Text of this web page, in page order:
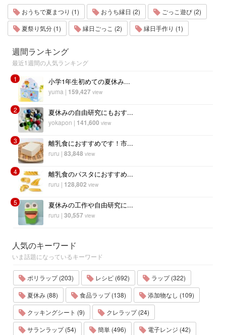
おうちで夏まつり (1) おうち縁日 (2)
ごっこ遊び (2)
夏祭り気分 (1)
縁日ごっこ (2) 縁日手作り (1)
週間ランキング
最近1週間の人気ランキング
1
小学1年生初めての夏休み...
yuma | 159,427 view
2 夏休みの自由研究にもおす...
yokapon | 141,600 view
3 離乳食におすすめです！市...
ruru | 83,848 view
4 離乳食のパスタにおすすめ...
ruru | 128,802 view
5 夏休みの工作や自由研究に...
ruru | 30,557 view
人気のキーワード
いま話題になっているキーワード
ポリラップ (203) レシピ (692)
ラップ (322)
夏休み (88)
食品ラップ (138)
添加物なし (109)
クッキングシート (9)
クレラップ (24)
サランラップ (54)
簡単 (496) 電子レンジ (42)